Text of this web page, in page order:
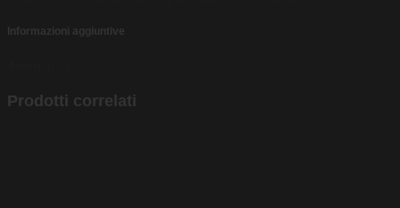
Informazioni aggiuntive
Prodotti correlati